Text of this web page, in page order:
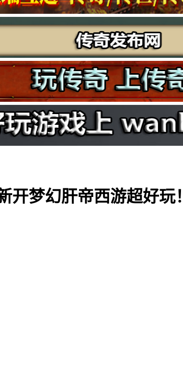
开梦幻肝帝西游超好玩！